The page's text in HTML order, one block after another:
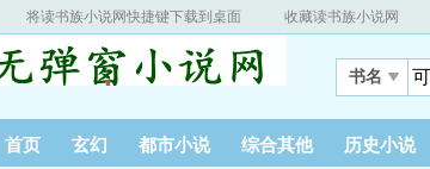
将读书族小说网快捷键下载到桌面 收藏读书族小说网
书名
首页 玄幻 都市小说 综合其他 历史小说